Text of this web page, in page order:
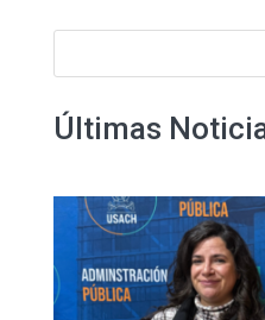
Últimas